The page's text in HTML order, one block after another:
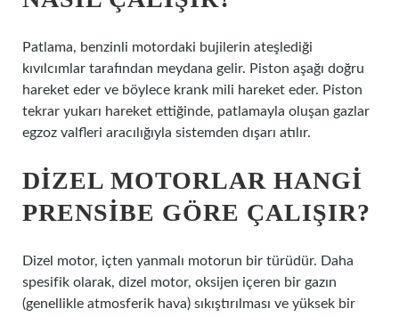
Patlama, benzinli motordaki bujilerin ateşlediği
kıvılcımlar tarafından meydana gelir. Piston aşağı doğru
hareket eder ve böylece krank mili hareket eder. Piston
tekrar yukarı hareket ettiğinde, patlamayla oluşan gazlar
egzoz valfleri aracılığıyla sistemden dışarı atılır.
DIZEL MOTORLAR HANGI
PRENSIBE GÖRE ÇALIŞIR?
Dizel motor, içten yanmalı motorun bir türüdür. Daha
spesifik olarak, dizel motor, oksijen içeren bir gazın
(genellikle atmosferik hava) sıkıştırılması ve yüksek bir